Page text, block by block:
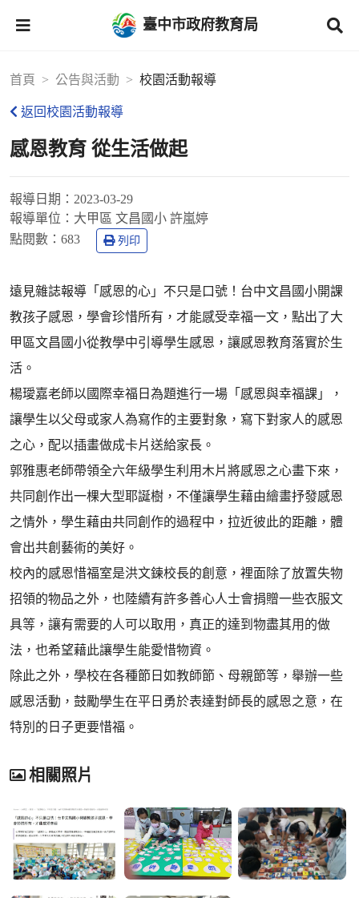
臺中市政府教育局
首頁 公告與活動 校園活動報導
返回校園活動報導
感恩教育 從生活做起
報導日期： 2023-03-29
報導單位： 大甲區 文昌國小 許嵐婷
點閱數： 683 列印
遠見雜誌報導「感恩的心」不只是口號！台中文昌國小開課
教孩子感恩，學會珍惜所有，才能感受幸福一文，點出了大
甲區文昌國小從教學中引導學生感恩，讓感恩教育落實於生
活。
楊璦嘉老師以國際幸福日為題進行一場「感恩與幸福課」，
讓學生以父母或家人為寫作的主要對象，寫下對家人的感恩
之心，配以插畫做成卡片送給家長。
郭雅惠老師帶領全六年級學生利用木片將感恩之心畫下來，
共同創作出一棵大型耶誕樹，不僅讓學生藉由繪畫抒發感恩
之情外，學生藉由共同創作的過程中，拉近彼此的距離，體
會出共創藝術的美好。
校內的感恩惜福室是洪文鍊校長的創意，裡面除了放置失物
招領的物品之外，也陸續有許多善心人士會捐贈一些衣服文
具等，讓有需要的人可以取用，真正的達到物盡其用的做
法，也希望藉此讓學生能愛惜物資。
除此之外，學校在各種節日如教師節、母親節等，舉辦一些
感恩活動，鼓勵學生在平日勇於表達對師長的感恩之意，在
特別的日子更要惜福。
相關照片